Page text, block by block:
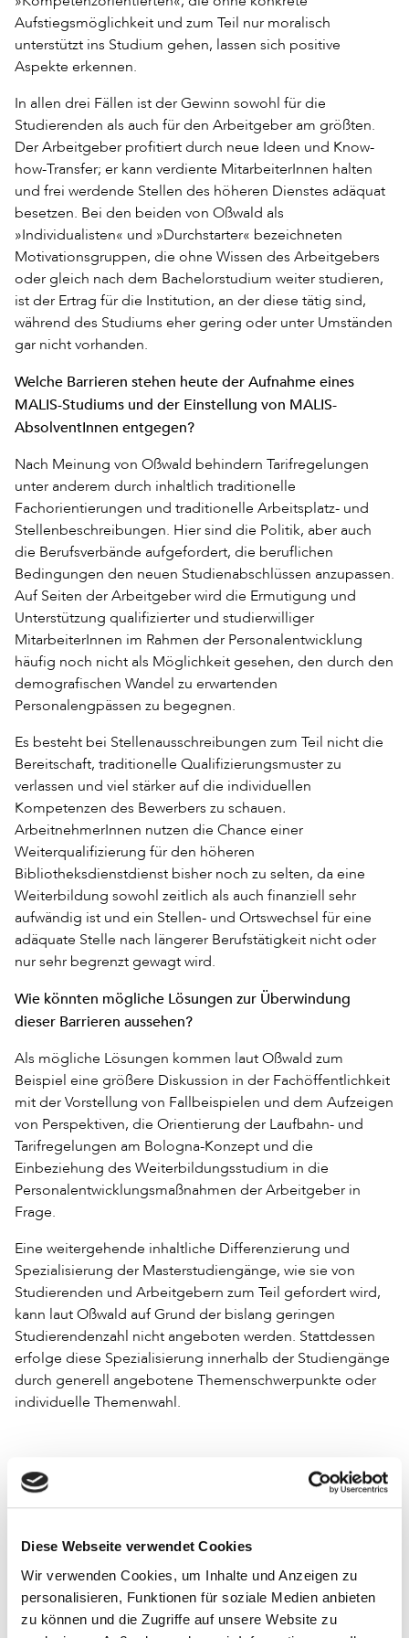
Diese Webseite verwendet Cookies
Wir verwenden Cookies, um Inhalte und Anzeigen zu
personalisieren, Funktionen für soziale Medien anbieten
zu können und die Zugriffe auf unsere Website zu
Aufstiegsmöglichkeit und zum Teil nur moralisch
unterstützt ins Studium gehen, lassen sich positive
Aspekte erkennen.
In allen drei Fällen ist der Gewinn sowohl für die
Studierenden als auch für den Arbeitgeber am größten.
Der Arbeitgeber profitiert durch neue Ideen und Know-
how-Transfer; er kann verdiente MitarbeiterInnen halten
und frei werdende Stellen des höheren Dienstes adäquat
besetzen. Bei den beiden von Oßwald als
»Individualisten« und »Durchstarter« bezeichneten
Motivationsgruppen, die ohne Wissen des Arbeitgebers
oder gleich nach dem Bachelorstudium weiter studieren,
ist der Ertrag für die Institution, an der diese tätig sind,
während des Studiums eher gering oder unter Umständen
gar nicht vorhanden.
Welche Barrieren stehen heute der Aufnahme eines
MALIS-Studiums und der Einstellung von MALIS-
AbsolventInnen entgegen?
Nach Meinung von Oßwald behindern Tarifregelungen
unter anderem durch inhaltlich traditionelle
Fachorientierungen und traditionelle Arbeitsplatz- und
Stellenbeschreibungen. Hier sind die Politik, aber auch
die Berufsverbände aufgefordert, die beruflichen
Bedingungen den neuen Studienabschlüssen anzupassen.
Auf Seiten der Arbeitgeber wird die Ermutigung und
Unterstützung qualifizierter und studierwilliger
MitarbeiterInnen im Rahmen der Personalentwicklung
häufig noch nicht als Möglichkeit gesehen, den durch den
demografischen Wandel zu erwartenden
Personalengpässen zu begegnen.
Es besteht bei Stellenausschreibungen zum Teil nicht die
Bereitschaft, traditionelle Qualifizierungsmuster zu
verlassen und viel stärker auf die individuellen
Kompetenzen des Bewerbers zu schauen.
ArbeitnehmerInnen nutzen die Chance einer
Weiterqualifizierung für den höheren
Bibliotheksdienstdienst bisher noch zu selten, da eine
Weiterbildung sowohl zeitlich als auch finanziell sehr
aufwändig ist und ein Stellen- und Ortswechsel für eine
adäquate Stelle nach längerer Berufstätigkeit nicht oder
nur sehr begrenzt gewagt wird.
Wie könnten mögliche Lösungen zur Überwindung
dieser Barrieren aussehen?
Als mögliche Lösungen kommen laut Oßwald zum
Beispiel eine größere Diskussion in der Fachöffentlichkeit
mit der Vorstellung von Fallbeispielen und dem Aufzeigen
von Perspektiven, die Orientierung der Laufbahn- und
Tarifregelungen am Bologna-Konzept und die
Einbeziehung des Weiterbildungsstudium in die
Personalentwicklungsmaßnahmen der Arbeitgeber in
Frage.
Eine weitergehende inhaltliche Differenzierung und
Spezialisierung der Masterstudiengänge, wie sie von
Studierenden und Arbeitgebern zum Teil gefordert wird,
kann laut Oßwald auf Grund der bislang geringen
Studierendenzahl nicht angeboten werden. Stattdessen
erfolge diese Spezialisierung innerhalb der Studiengänge
durch generell angebotene Themenschwerpunkte oder
individuelle Themenwahl.
Von der Diplom-Bibliothekarin zum MALIS
Im Anschluss an Oßwald gab Irene Barbers in ihrem
Von der Diplom-Bibliothekarin zum MALIS
Studium zur Diplom-Bibliothekarin und einigen
Berufsjahren in den Bereichen OPL, Katalogisierung und
Informationskompetenz entschloss sie sich 2009 zu einem